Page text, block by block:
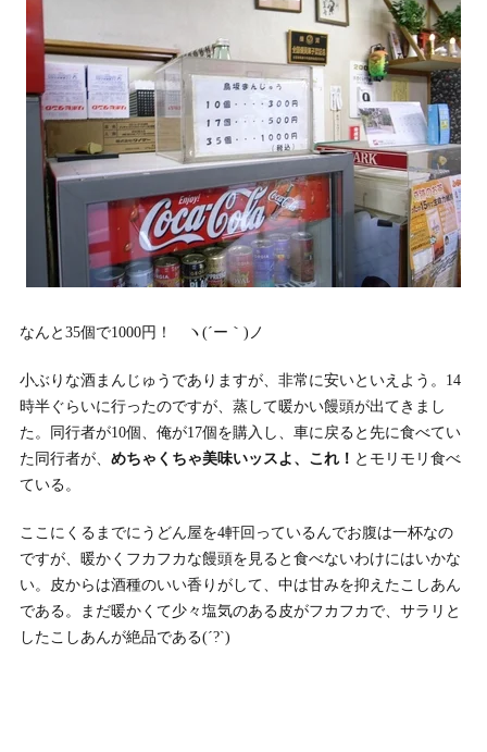
なんと35個で1000円！ ヽ(´ー｀)ノ
小ぶりな酒まんじゅうでありますが、非常に安いといえよう。14
時半ぐらいに行ったのですが、蒸して暖かい饅頭が出てきまし
た。同行者が10個、俺が17個を購入し、車に戻ると先に食べてい
た同行者が、 めちゃくちゃ美味いッスよ、これ！ とモリモリ食べ
ている。
ここにくるまでにうどん屋を4軒回っているんでお腹は一杯なの
ですが、暖かくフカフカな饅頭を見ると食べないわけにはいかな
い。皮からは酒種のいい香りがして、中は甘みを抑えたこしあん
である。まだ暖かくて少々塩気のある皮がフカフカで、サラリと
したこしあんが絶品である(´?`)